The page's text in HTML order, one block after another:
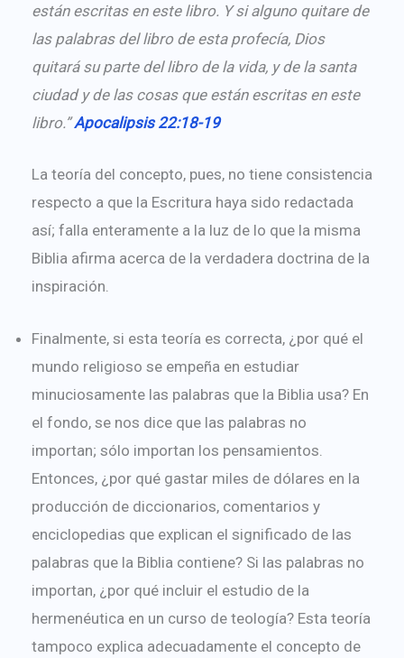
están escritas en este libro. Y si alguno quitare de
las palabras del libro de esta profecía, Dios
quitará su parte del libro de la vida, y de la santa
ciudad y de las cosas que están escritas en este
libro.”Apocalipsis 22:18-19
La teoría del concepto, pues, no tiene consistencia
respecto a que la Escritura haya sido redactada
así; falla enteramente a la luz de lo que la misma
Biblia afirma acerca de la verdadera doctrina de la
inspiración.
Finalmente, si esta teoría es correcta, ¿por qué el
mundo religioso se empeña en estudiar
minuciosamente las palabras que la Biblia usa? En
el fondo, se nos dice que las palabras no
importan; sólo importan los pensamientos.
Entonces, ¿por qué gastar miles de dólares en la
producción de diccionarios, comentarios y
enciclopedias que explican el significado de las
palabras que la Biblia contiene? Si las palabras no
importan, ¿por qué incluir el estudio de la
hermenéutica en un curso de teología? Esta teoría
tampoco explica adecuadamente el concepto de